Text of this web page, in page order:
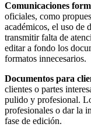
Comunicaciones
oficiales, como
académicos, el uso de
transmitir falta de
editar a fondo los
formatos innecesarios.
Documentos para
clientes o partes
pulido y profesional.
profesionales o dar la
fase de edición.